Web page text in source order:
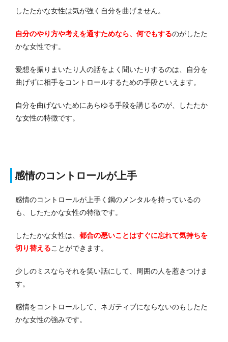
したたかな女性は気が強く自分を曲げません。
自分のやり方や考えを通すためなら、何でもするのがしたた
かな女性です。
愛想を振りまいたり人の話をよく聞いたりするのは、自分を
曲げずに相手をコントロールするための手段といえます。
自分を曲げないためにあらゆる手段を講じるのが、したたか
な女性の特徴です。
感情のコントロールが上手
感情のコントロールが上手く鋼のメンタルを持っているの
も、したたかな女性の特徴です。
したたかな女性は、 都合の悪いことはすぐに忘れて気持ちを
切り替えることができます。
少しのミスならそれを笑い話にして、周囲の人を惹きつけま
す。
感情をコントロールして、ネガティブにならないのもしたた
かな女性の強みです。